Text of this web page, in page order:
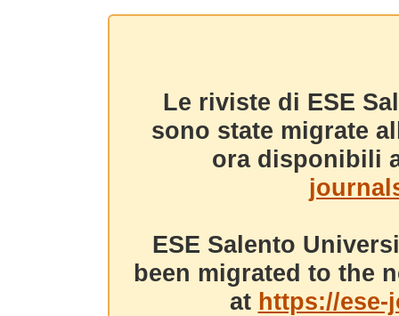
Le riviste di ESE
sono state migrate
ora disponibili
ESE Salento
been migrated to the
at https://